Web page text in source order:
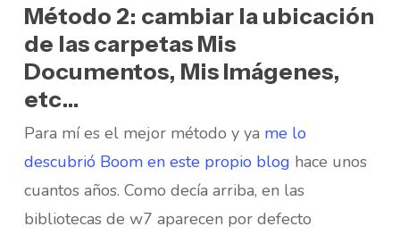
Método 2: cambiar la ubicación
de las carpetas Mis
Documentos, Mis Imágenes,
etc…
Para mí es el mejor método y ya me lo
descubrió Boom en este propio blog hace unos
cuantos años. Como decía arriba, en las
bibliotecas de w7 aparecen por defecto